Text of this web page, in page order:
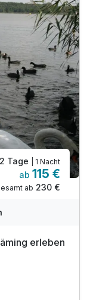
2 Tage | 1 Nacht
ab 115 €
ab 230 €
erleben